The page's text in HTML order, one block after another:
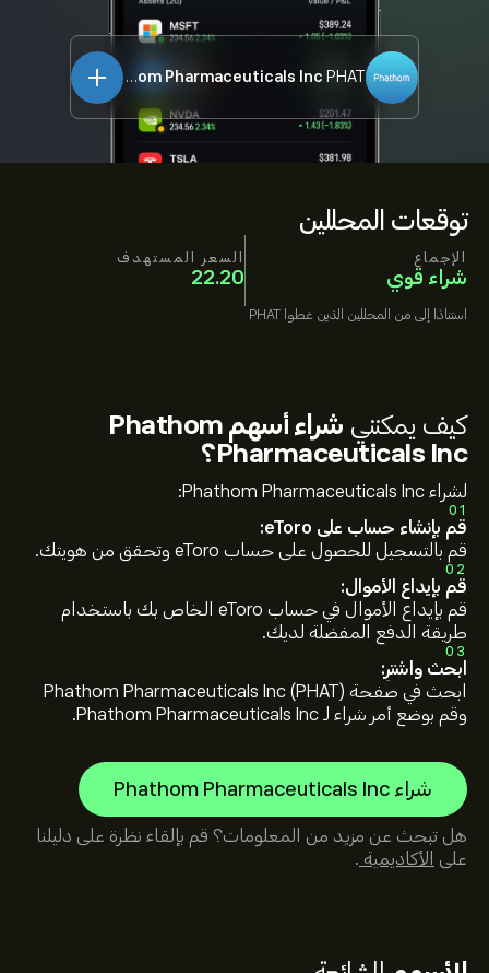
توقعات المحللين
الإجماع
شراء قوي
السعر المستهدف
22.20
استنادًا إلى من المحللين الذين غطوا PHAT
Phathom Pharmaceuticals Inc PHAT
كيف يمكنني
شراء أسهم Phathom
Pharmaceuticals Inc؟
لشراء Phathom Pharmaceuticals Inc:
01
قم بإنشاء حساب على eToro:
قم بالتسجيل للحصول على حساب eToro وتحقق من هويتك.
02
قم بإيداع الأموال:
قم بإيداع الأموال في حساب eToro الخاص بك باستخدام
طريقة الدفع المفضلة لديك.
03
ابحث واشترِ:
ابحث في صفحة Phathom Pharmaceuticals Inc (PHAT)
وقم بوضع أمر شراء لـ Phathom Pharmaceuticals Inc.
شراء Phathom Pharmaceuticals Inc
هل تبحث عن مزيد من المعلومات؟ قم بإلقاء نظرة على دليلنا
على
الأكاديمية .